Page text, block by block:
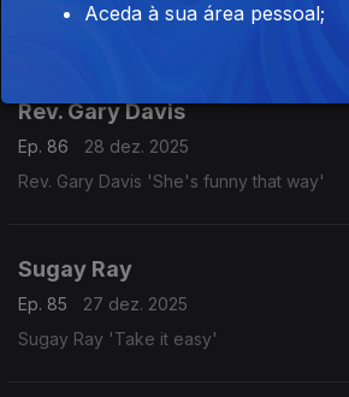
Jesse Fuller 'Whoa mule'
Rev. Gary Davis
Ep. 86
28 dez. 2025
Rev. Gary Davis 'She's funny that way'
Sugay Ray
Ep. 85
27 dez. 2025
Sugay Ray 'Take it easy'
Aceda à sua área pessoal;